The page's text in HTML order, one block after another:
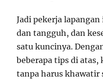
Jadi pekerja
dan tangguh, dan
satu kuncinya.
beberapa tips di
tanpa harus khawatir